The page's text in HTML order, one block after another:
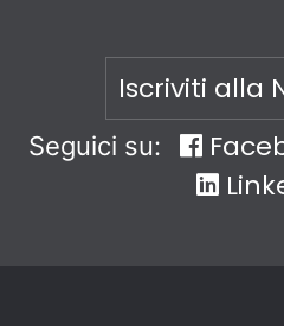
Iscriviti alla
Seguici su: